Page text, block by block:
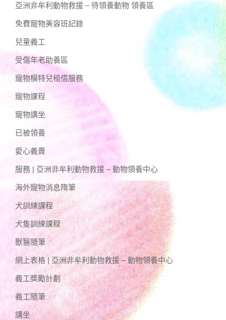
亞洲非牟利動物救援 – 待領養動物 領養區
免費寵物美容班記錄
兒童義工
受傷年老助養區
寵物模特兒租借服務
寵物課程
寵物講坐
已被領養
愛心義賣
服務 | 亞洲非牟利動物救援 – 動物領養中心
海外寵物消息隋筆
犬訓練課程
犬隻訓練課程
獸醫隨筆
網上表格 | 亞洲非牟利動物救援 – 動物領養中心
義工獎勵計劃
義工隨筆
講坐